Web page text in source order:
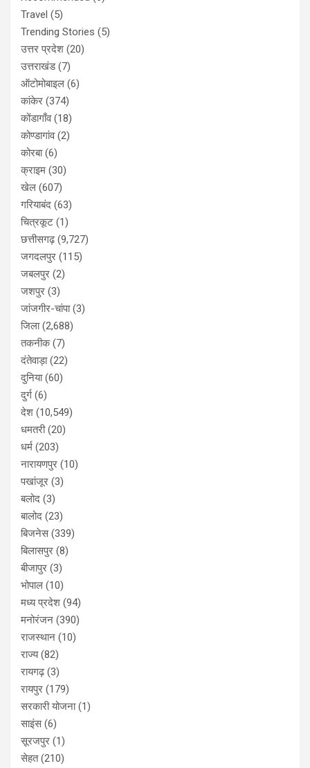
Travel (5)
Trending Stories (5)
उत्तर प्रदेश (20)
उत्तराखंड(7)
ऑटोमोबाइल (6)
कांकेर (374)
कोंडागाँव(18)
कोण्डागांव(2)
कोरबा(6)
क्राइम (30)
खेल (607)
गरियाबंद (63)
चित्रकूट (1)
छत्तीसगढ़(9,727)
जगदलपुर (115)
जबलपुर (2)
जशपुर (3)
जांजगीर-चांपा(3)
जिला(2,688)
तकनीक(7)
दंतेवाड़ा(22)
दुनिया(60)
दुर्ग (6)
देश (10,549)
धमतरी(20)
धर्म (203)
नारायणपुर (10)
पखांजूर (3)
बलोद (3)
बालोद (23)
बिजनेस(339)
बिलासपुर (8)
बीजापुर (3)
भोपाल (10)
मध्य प्रदेश (94)
मनोरंजन (390)
राजस्थान (10)
राज्य(82)
रायगढ़(3)
रायपुर (179)
सरकारी योजना(1)
साइंस(6)
सूरजपुर (1)
सेहत(210)